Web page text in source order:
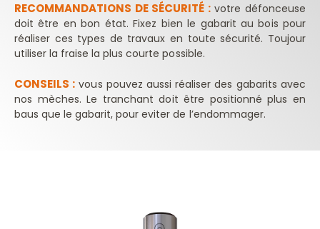
RECOMMANDATIONS DE SÉCURITÉ :votre défonceuse
doit être en bon état. Fixez bien le gabarit au bois pour
réaliser ces types de travaux en toute sécurité. Toujour
utiliser la fraise la plus courte possible.
CONSEILS : vous pouvez aussi réaliser des gabarits avec
nos mèches. Le tranchant doit être positionné plus en
baus que le gabarit, pour eviter de l’endommager.